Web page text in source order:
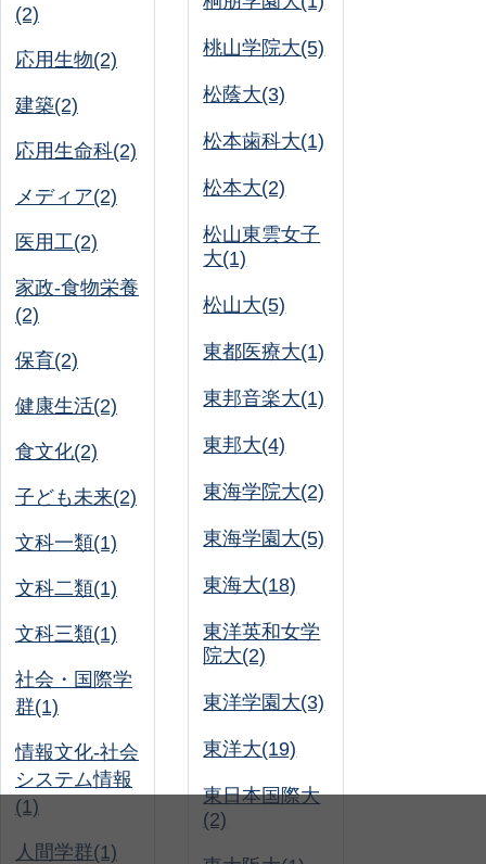
(2)
応用生物(2)
建築(2)
応用生命科(2)
メディア(2)
医用工(2)
家政-食物栄養
(2)
保育(2)
健康生活(2)
食文化(2)
子ども未来(2)
文科一類(1)
文科二類(1)
文科三類(1)
社会・国際学
群(1)
情報文化-社会
システム情報
(1)
人間学群(1)
桃山学院大(5)
松蔭大(3)
松本歯科大(1)
松本大(2)
松山東雲女子
大(1)
松山大(5)
東都医療大(1)
東邦音楽大(1)
東邦大(4)
東海学院大(2)
東海学園大(5)
東海大(18)
東洋英和女学
院大(2)
東洋学園大(3)
東洋大(19)
東日本国際大
(2)